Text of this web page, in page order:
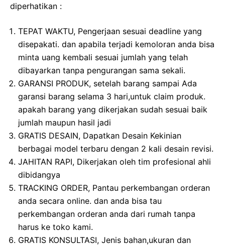
diperhatikan :
TEPAT WAKTU, Pengerjaan sesuai deadline yang
disepakati. dan apabila terjadi kemoloran anda bisa
minta uang kembali sesuai jumlah yang telah
dibayarkan tanpa pengurangan sama sekali.
GARANSI PRODUK, setelah barang sampai Ada
garansi barang selama 3 hari,untuk claim produk.
apakah barang yang dikerjakan sudah sesuai baik
jumlah maupun hasil jadi
GRATIS DESAIN, Dapatkan Desain Kekinian
berbagai model terbaru dengan 2 kali desain revisi.
JAHITAN RAPI, Dikerjakan oleh tim profesional ahli
dibidangya
TRACKING ORDER, Pantau perkembangan orderan
anda secara online. dan anda bisa tau
perkembangan orderan anda dari rumah tanpa
harus ke toko kami.
GRATIS KONSULTASI, Jenis bahan,ukuran dan